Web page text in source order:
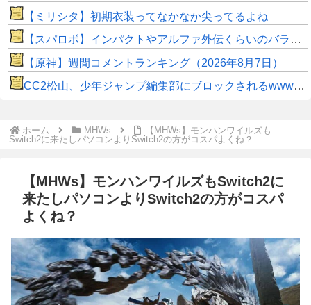
【ミリシタ】初期衣装ってなかなか尖ってるよね
【スパロボ】インパクトやアルファ外伝くらいのバランス求む！！ → インパクトも最終的にはコアブースターで雑魚は一撃で倒せてたけどね
【原神】週間コメントランキング（2026年8月7日）
CC2松山、少年ジャンプ編集部にブロックされるwwwww
ホーム MHWs
【MHWs】モンハンワイルズも
Switch2に来たしパソコンよりSwitch2の方がコスパよくね？
【MHWs】モンハンワイルズもSwitch2に
来たしパソコンよりSwitch2の方がコスパ
よくね？